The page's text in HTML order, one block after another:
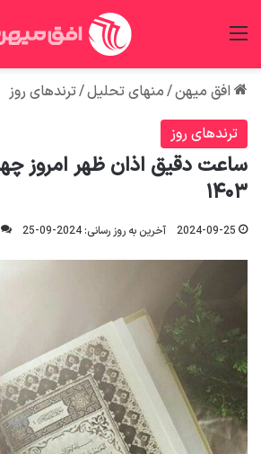
افق میهن/منهای تحلیل/ترندهای روز
ترندهای روز
۱۴۰۳
2024-09-25 آخرین به روز رسانی: 2024-09-25